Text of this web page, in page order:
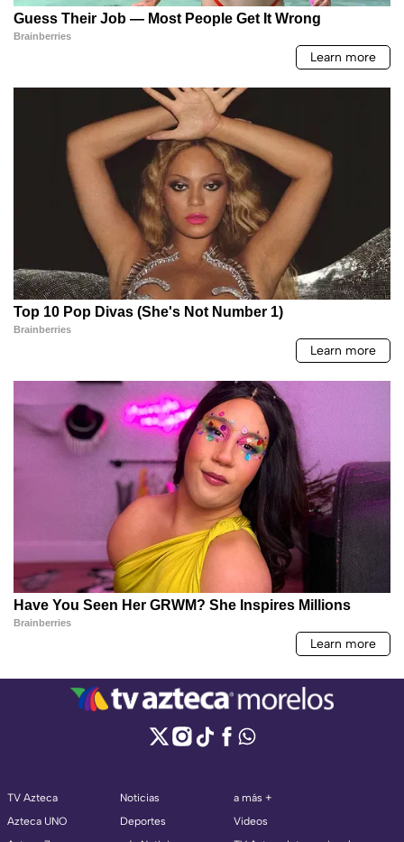
TV Azteca
Azteca UNO
Noticias
Deportes
a más +
Videos